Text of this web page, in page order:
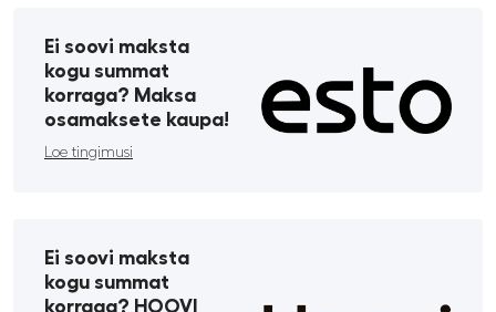
Ei soovi maksta
kogu summat
korraga? Maksa
osamaksete kaupa!
Loe tingimusi
Ei soovi maksta
kogu summat
korraga? HOOVI